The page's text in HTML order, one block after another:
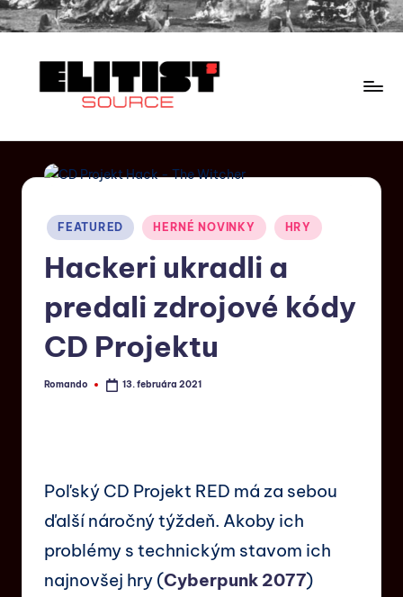
FEATURED HERNÉ NOVINKY HRY
Hackeri ukradli a
predali zdrojové kódy
CD Projektu
Romando 13. februára 2021
Poľský CD Projekt RED má za sebou
ďalší náročný týždeň. Akoby ich
problémy s technickým stavom ich
najnovšej hry (Cyberpunk 2077)